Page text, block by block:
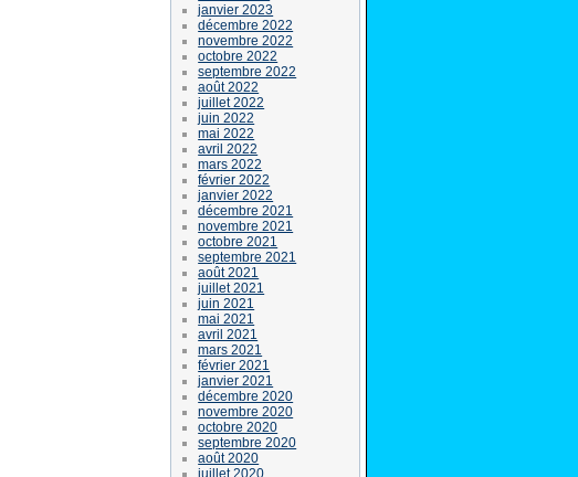
janvier 2023
décembre 2022
novembre 2022
octobre 2022
septembre 2022
août 2022
juillet 2022
juin 2022
mai 2022
avril 2022
mars 2022
février 2022
janvier 2022
décembre 2021
novembre 2021
octobre 2021
septembre 2021
août 2021
juillet 2021
juin 2021
mai 2021
avril 2021
mars 2021
février 2021
janvier 2021
décembre 2020
novembre 2020
octobre 2020
septembre 2020
août 2020
juillet 2020